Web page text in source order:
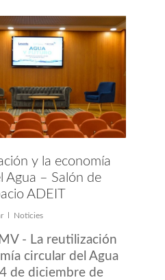
y la economía
Agua – Salón de
ADEIT
Noticies
- La reutilización
circular del Agua
de diciembre de